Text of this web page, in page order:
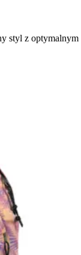
styl z optymalnym